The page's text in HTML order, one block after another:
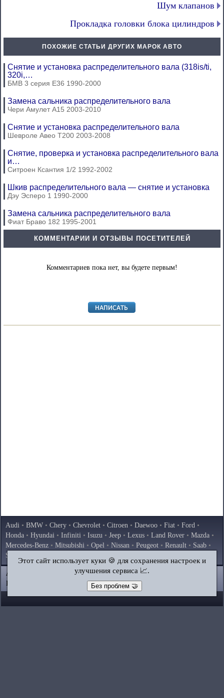
Шум клапанов
Прокладка головки блока цилиндров
ПОХОЖИЕ СТАТЬИ ДРУГИХ МАРОК АВТО
Снятие и установка распределительного вала (318is/ti,
320i,…
БМВ 3 серия Е36 1990-2000
Замена сальника распределительного вала
Чери Амулет А15 2003-2010
Снятие и установка распределительного вала
Шевроле Авео Т200 2003-2008
Снятие, проверка и установка распределительного вала
и…
Ситроен Ксантия 1/2 1992-2002
Шкив распределительного вала — снятие и установка
Дэу Эсперо 1 1990-2000
Замена сальника распределительного вала
Фиат Браво 182 1995-2001
КОММЕНТАРИИ И ОТЗЫВЫ ПОСЕТИТЕЛЕЙ
Комментариев пока нет, вы будете первым!
Audi • BMW • Chery • Chevrolet • Citroen • Daewoo • Fiat • Ford •
Honda • Hyundai • Infiniti • Isuzu • Jeep • Lexus • Land Rover • Mazda •
Mercedes-Benz • Mitsubishi • Opel • Nissan • Peugeot • Renault • Saab •
Skoda
Volkswagen
AutoInstruction.ru © 2020–2026|Полная версия
Карта сайта
Контакты|Поиск по сайту
Этот сайт использует куки 🍪 для сохранения настроек и
улучшения сервиса 📈.
Без проблем 🤝